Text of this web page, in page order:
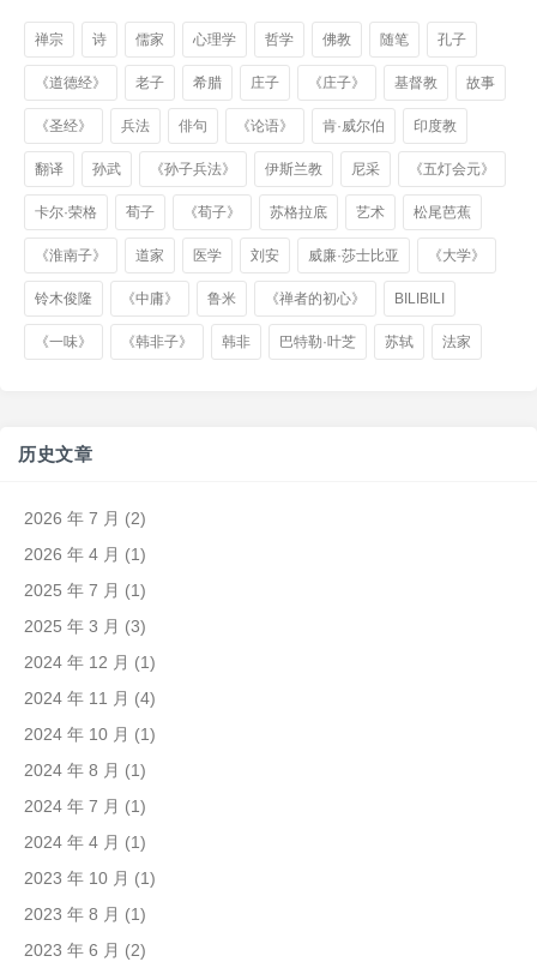
禅宗 诗 儒家 心理学 哲学 佛教 随笔 孔子
《道德经》 老子 希腊 庄子 《庄子》 基督教 故事
《圣经》 兵法 俳句 《论语》 肯·威尔伯 印度教
翻译 孙武 《孙子兵法》 伊斯兰教 尼采 《五灯会元》
卡尔·荣格 荀子 《荀子》 苏格拉底 艺术 松尾芭蕉
《淮南子》 道家 医学 刘安 威廉·莎士比亚 《大学》
铃木俊隆 《中庸》 鲁米 《禅者的初心》 BILIBILI
《一味》 《韩非子》 韩非 巴特勒·叶芝 苏轼 法家
历史文章
2026 年 7 月 (2)
2026 年 4 月 (1)
2025 年 7 月 (1)
2025 年 3 月 (3)
2024 年 12 月 (1)
2024 年 11 月 (4)
2024 年 10 月 (1)
2024 年 8 月 (1)
2024 年 7 月 (1)
2024 年 4 月 (1)
2023 年 10 月 (1)
2023 年 8 月 (1)
2023 年 6 月 (2)